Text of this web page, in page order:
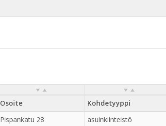
Osoite Kohdetyyppi
Pispankatu 28 asuinkiinteistö